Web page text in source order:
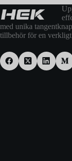
med unika
tillbehör för en